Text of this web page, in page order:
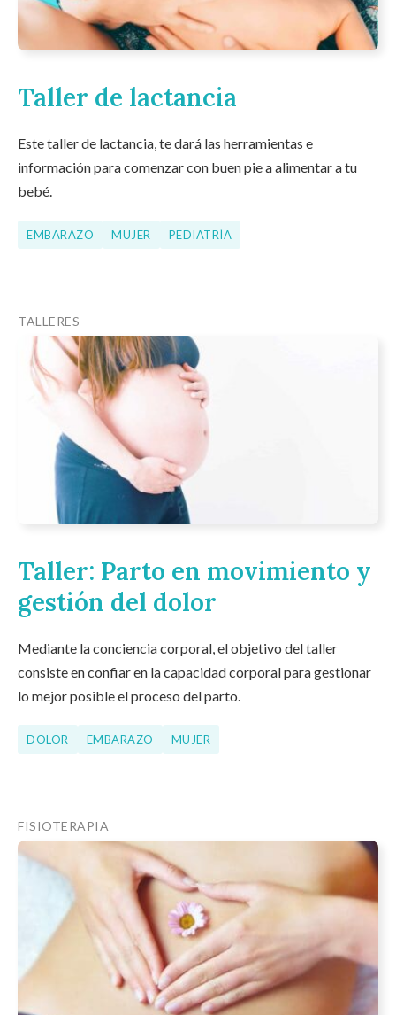
Taller de lactancia
Este taller de lactancia, te dará las herramientas e
información para comenzar con buen pie a alimentar a tu
bebé.
EMBARAZO MUJER PEDIATRÍA
TALLERES
Taller: Parto en movimiento y
gestión del dolor
Mediante la conciencia corporal, el objetivo del taller
consiste en confiar en la capacidad corporal para gestionar
lo mejor posible el proceso del parto.
DOLOR EMBARAZO MUJER
FISIOTERAPIA